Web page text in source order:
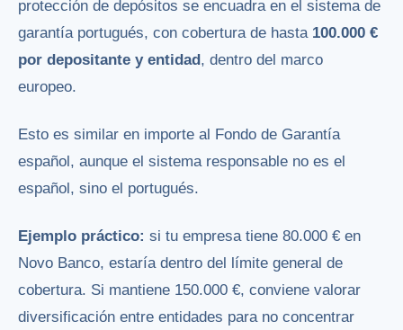
protección de depósitos se encuadra en el sistema de
garantía portugués, con cobertura de hasta 100.000 €
por depositante y entidad , dentro del marco
europeo.
Esto es similar en importe al Fondo de Garantía
español, aunque el sistema responsable no es el
español, sino el portugués.
Ejemplo práctico: si tu empresa tiene 80.000 € en
Novo Banco, estaría dentro del límite general de
cobertura. Si mantiene 150.000 €, conviene valorar
diversificación entre entidades para no concentrar